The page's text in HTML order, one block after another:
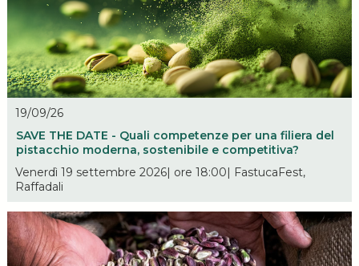
19/09/26
SAVE THE DATE - Quali competenze per una filiera del
pistacchio moderna, sostenibile e competitiva?
Venerdì 19 settembre 2026| ore 18:00| FastucaFest,
Raffadali